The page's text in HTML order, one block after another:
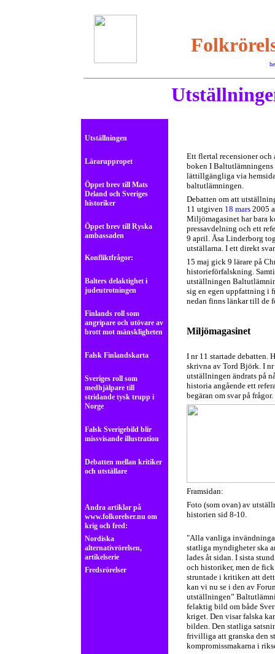
Utställningen
Läraruppropet
Öppet brev till Mats
Deland och Sveriges
historiker
Öppet brev till Ryska
ambassaden
Konfliktfrågor:
Balters delaktighet i
judeutrotningen
Finlands roll som
angripare och utövare av
brott mot mänskligheten
Falsk Finlandskarta
Sveriges roll som
medhjälpare till
stridande tysk trupp i
Norge
Falsk Sverigebild blir
missvisande illustration
Debatten mellan kritiker
och utställare
Andra artiklar på
www.folkorelser.nu om
krig och fred:
Nordiska
alternativrörelsen,
artikelserie
Fredsrörelser
Ett flertal recensioner
boken I Baltutlämningens
lättillgängliga via
baltutlämningen.
Debatten om att
11 utgiven 18 mars 2005
Miljömagasinet har bara
pressavdelning och ett
9 april. Åsa Linderborg
utställarna. I ett direkt
15 maj gick 9 lärare på
historieförfalskning.
utställningen
sig en egen uppfattning i
nedan finns länkar till de
Miljömagasinet
I nr 11 startade debatten.
skrivna av Tord Björk. I nr
utställningen ändrats på
historia angående ett
begäran om svar på frågor.
Framsidan:
Foto (som ovan) av
historien sid 8-10.
"Alla vanliga
statliga myndigheter ska
lades åt sidan. I sista
och historiker, men de
struntade i kritiken att
kan vi nu se i den av
utställningen”
felaktig bild om både
kriget. Den visar falska
bilden. Den statliga
frivilliga att granska den
kompromissmakarna i